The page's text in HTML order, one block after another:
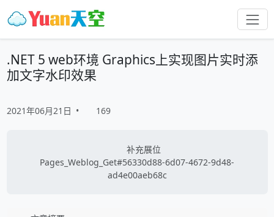
.NET 5 web环境 Graphics上实现图片实时添
加文字水印效果
2021年06月21日 • 169
补充展位
Pages_Weblog_Get#56330d88-6d07-4672-9d48-
ad4e00aeb68c